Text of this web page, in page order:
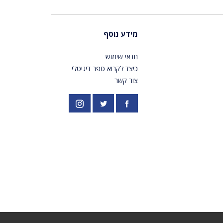
מידע נוסף
תנאי שימוש
כיצד לקרוא ספר דיגיטלי
צור קשר
פייסבוק PardesPublish
אינסטגרם